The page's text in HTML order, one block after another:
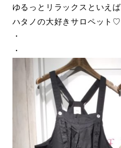
ゆるっとリラックスといえば
ハタノの大好きサロペット♡
・
・